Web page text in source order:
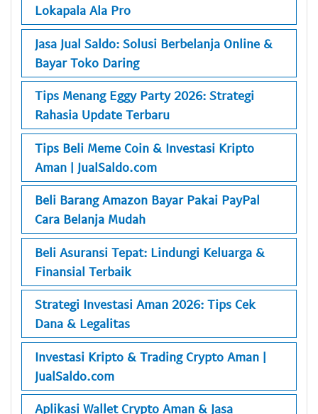
Lokapala Ala Pro
Jasa Jual Saldo: Solusi Berbelanja Online &
Bayar Toko Daring
Tips Menang Eggy Party 2026: Strategi
Rahasia Update Terbaru
Tips Beli Meme Coin & Investasi Kripto
Aman | JualSaldo.com
Beli Barang Amazon Bayar Pakai PayPal
Cara Belanja Mudah
Beli Asuransi Tepat: Lindungi Keluarga &
Finansial Terbaik
Strategi Investasi Aman 2026: Tips Cek
Dana & Legalitas
Investasi Kripto & Trading Crypto Aman |
JualSaldo.com
Aplikasi Wallet Crypto Aman & Jasa